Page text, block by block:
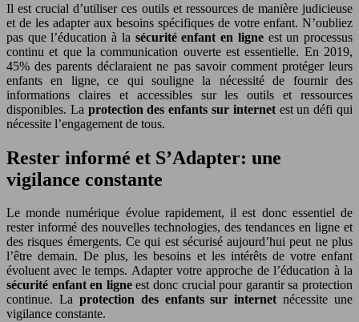
Il est crucial d’utiliser ces outils et ressources de manière judicieuse
et de les adapter aux besoins spécifiques de votre enfant. N’oubliez
pas que l’éducation à la sécurité enfant en ligne est un processus
continu et que la communication ouverte est essentielle. En 2019,
45% des parents déclaraient ne pas savoir comment protéger leurs
enfants en ligne, ce qui souligne la nécessité de fournir des
informations claires et accessibles sur les outils et ressources
disponibles. La protection des enfants sur internet est un défi qui
nécessite l’engagement de tous.
Rester informé et S’Adapter: une
vigilance constante
Le monde numérique évolue rapidement, il est donc essentiel de
rester informé des nouvelles technologies, des tendances en ligne et
des risques émergents. Ce qui est sécurisé aujourd’hui peut ne plus
l’être demain. De plus, les besoins et les intérêts de votre enfant
évoluent avec le temps. Adapter votre approche de l’éducation à la
sécurité enfant en ligneest donc crucial pour garantir sa protection
continue. La protection des enfants sur internetnécessite une
vigilance constante.